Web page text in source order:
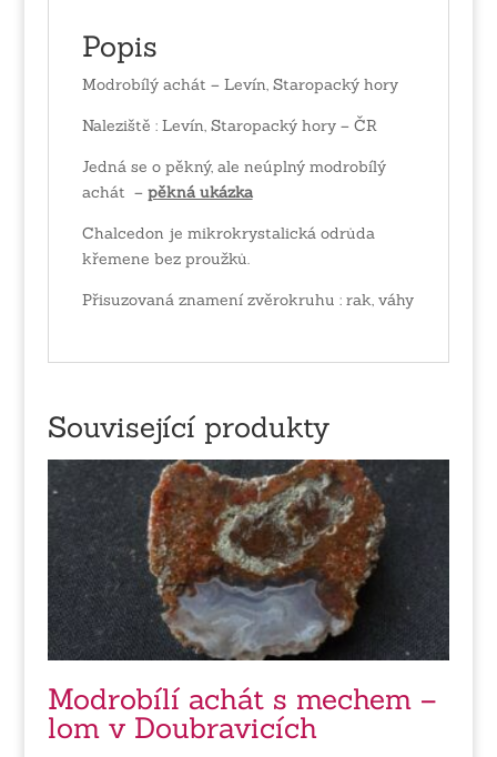
Popis
Modrobílý achát – Levín, Staropacký hory
Naleziště : Levín, Staropacký hory – ČR
Jedná se o pěkný, ale neúplný modrobílý
achát – pěkná ukázka
Chalcedon je mikrokrystalická odrůda
křemene bez proužků.
Přisuzovaná znamení zvěrokruhu : rak, váhy
Související produkty
Modrobílí achát s mechem –
lom v Doubravicích